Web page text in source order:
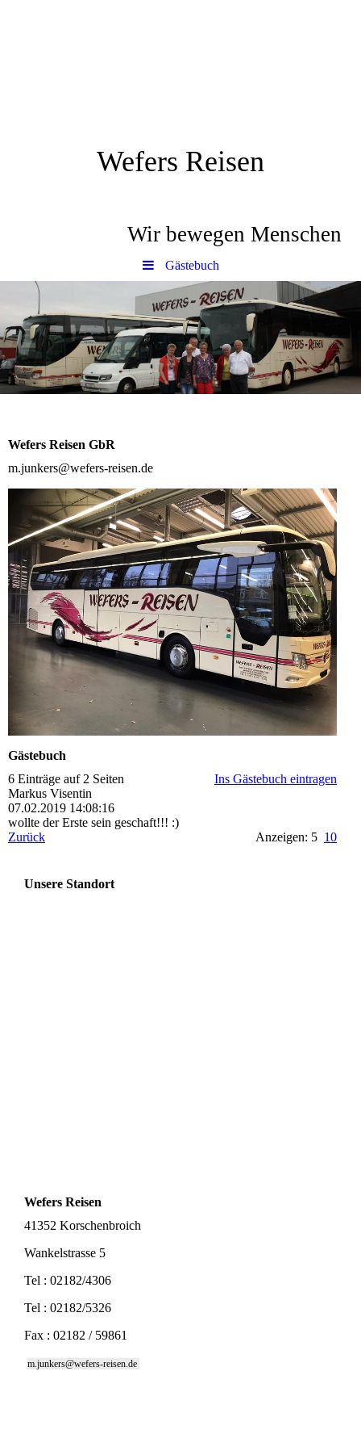
Wefers Reisen
Wir bewegen Menschen
Gästebuch
Wefers Reisen GbR
m.junkers@wefers-reisen.de
Gästebuch
6 Einträge auf 2 Seiten
Ins Gästebuch eintragen
Markus Visentin
07.02.2019 14:08:16
wollte der Erste sein geschaft!!! :)
Zurück
Anzeigen: 5 10
Unsere Standort
Wefers Reisen
41352 Korschenbroich
Wankelstrasse 5
Tel : 02182/4306
Tel : 02182/5326
Fax : 02182 / 59861
m.junkers@wefers-reisen.de